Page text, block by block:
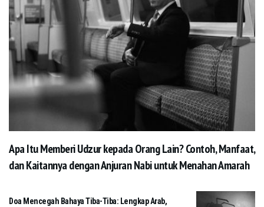
Apa Itu Memberi Udzur kepada Orang Lain? Contoh, Manfaat,
dan Kaitannya dengan Anjuran Nabi untuk Menahan Amarah
Doa Mencegah Bahaya Tiba-Tiba: Lengkap Arab,